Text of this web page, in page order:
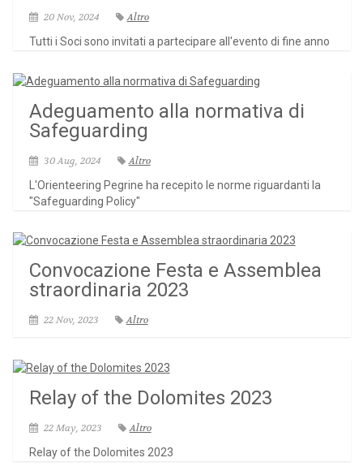
20 Nov, 2024
Altro
Tutti i Soci sono invitati a partecipare all'evento di fine anno
Adeguamento alla normativa di
Safeguarding
30 Aug, 2024
Altro
L'Orienteering Pegrine ha recepito le norme riguardanti la
"Safeguarding Policy"
Convocazione Festa e Assemblea
straordinaria 2023
22 Nov, 2023 Altro
Relay of the Dolomites 2023
22 May, 2023
Altro
Relay of the Dolomites 2023